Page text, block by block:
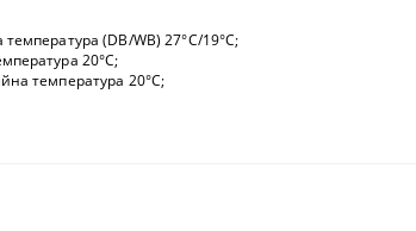
(DB/WB) 27°C/19°C;
20°C;
температура 20°C;